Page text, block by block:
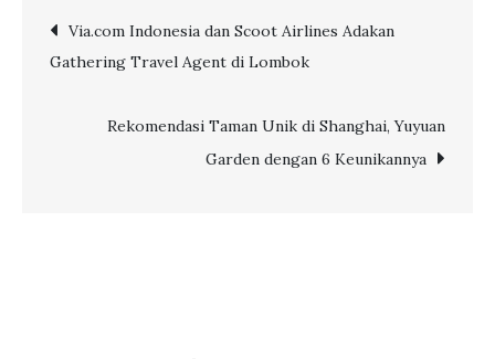
Riau
dan
Via.com
dan
Post
navigation
Via.com Indonesia dan Scoot Airlines Adakan
Gathering Travel Agent di Lombok
Rekomendasi Taman Unik di Shanghai, Yuyuan
Garden dengan 6 Keunikannya